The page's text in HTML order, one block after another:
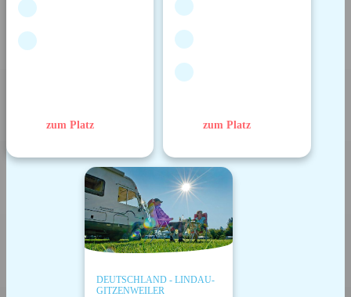
zum Platz zum Platz
DEUTSCHLAND - LINDAU-
GITZENWEILER